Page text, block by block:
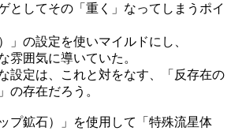
としてその「重く」なってしまうポイ
」の設定を使いマイルドにし、
雰囲気に導いていた。
設定は、これと対をなす、「反存在の
の存在だろう。
プ鉱石）」を使用して「特殊流星体